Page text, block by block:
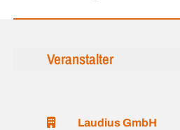
Veranstalter
Laudius GmbH